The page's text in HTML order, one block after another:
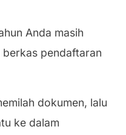
Anda masih
pendaftaran
dokumen, lalu
ke dalam